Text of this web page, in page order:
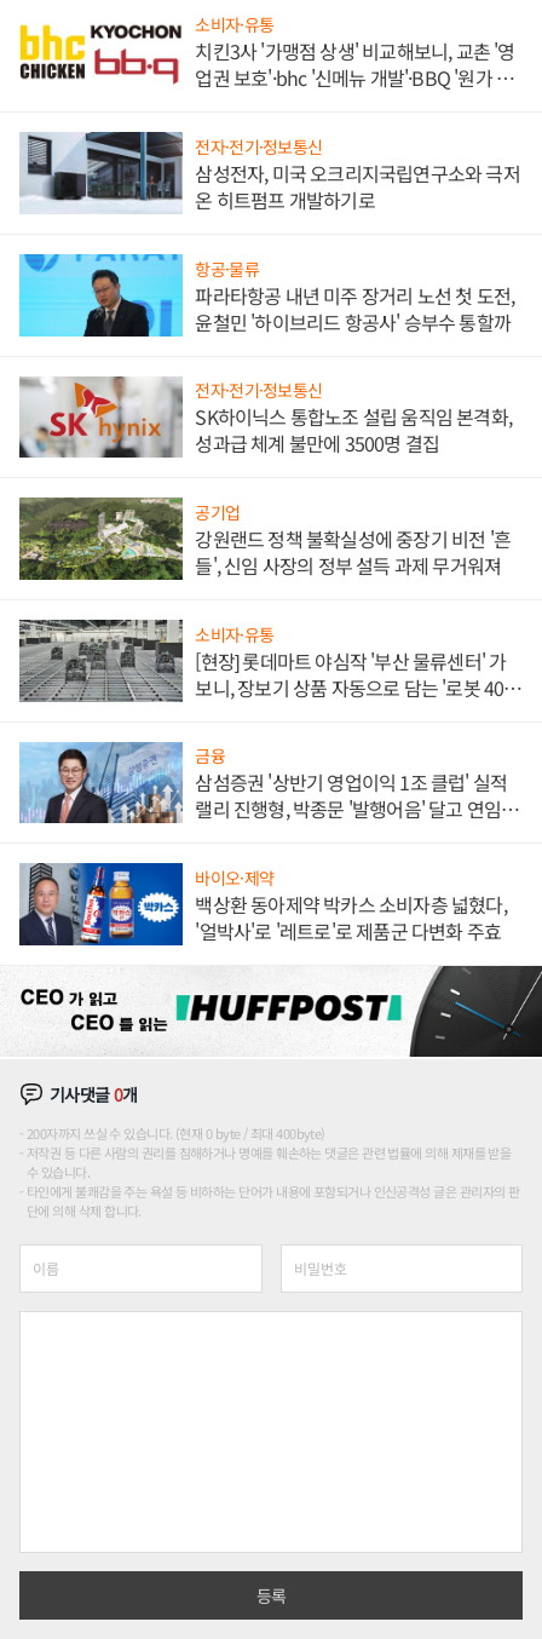
소비자·유통
치킨3사 '가맹점 상생' 비교해보니, 교촌 '영
업권 보호'·bhc '신메뉴 개발'·BBQ '원가 부
전자·전기·정보통신
삼성전자, 미국 오크리지국립연구소와 극저
온 히트펌프 개발하기로
항공·물류
파라타항공 내년 미주 장거리 노선 첫 도전,
윤철민 '하이브리드 항공사' 승부수 통할까
전자·전기·정보통신
SK하이닉스 통합노조 설립 움직임 본격화,
성과급 체계 불만에 3500명 결집
공기업
강원랜드 정책 불확실성에 중장기 비전 '흔
들', 신임 사장의 정부 설득 과제 무거워져
소비자·유통
[현장] 롯데마트 야심작 '부산 물류센터' 가
보니, 장보기 상품 자동으로 담는 '로봇 400
금융
삼섬증권 '상반기 영업이익 1조 클럽' 실적
랠리 진행형, 박종문 '발행어음' 달고 연임 향
바이오·제약
백상환 동아제약 박카스 소비자층 넓혔다,
'얼박사'로 '레트로'로 제품군 다변화 주효
기사댓글0개
200자까지 쓰실 수 있습니다. (현재 0 byte / 최대 400byte)
저작권 등 다른 사람의 권리를 침해하거나 명예를 훼손하는 댓글은 관련 법률에 의해 제재를 받을
수 있습니다.
타인에게 불쾌감을 주는 욕설 등 비하하는 단어가 내용에 포함되거나 인신공격성 글은 관리자의 판
단에 의해 삭제 합니다.